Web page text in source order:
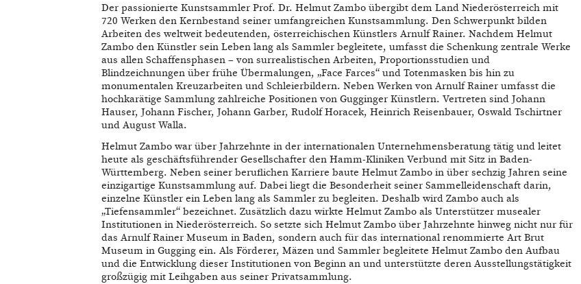
Der passionierte Kunstsammler Prof. Dr. Helmut Zambo übergibt dem Land Niederösterreich mit
720 Werken den Kernbestand seiner umfangreichen Kunstsammlung. Den Schwerpunkt bilden
Arbeiten des weltweit bedeutenden, österreichischen Künstlers Arnulf Rainer. Nachdem Helmut
Zambo den Künstler sein Leben lang als Sammler begleitete, umfasst die Schenkung zentrale Werke
aus allen Schaffensphasen – von surrealistischen Arbeiten, Proportionsstudien und
Blindzeichnungen über frühe Übermalungen, „Face Farces“ und Totenmasken bis hin zu
monumentalen Kreuzarbeiten und Schleierbildern. Neben Werken von Arnulf Rainer umfasst die
hochkarätige Sammlung zahlreiche Positionen von Gugginger Künstlern. Vertreten sind Johann
Hauser, Johann Fischer, Johann Garber, Rudolf Horacek, Heinrich Reisenbauer, Oswald Tschirtner
und August Walla.
Helmut Zambo war über Jahrzehnte in der internationalen Unternehmensberatung tätig und leitet
heute als geschäftsführender Gesellschafter den Hamm-Kliniken Verbund mit Sitz in Baden-
Württemberg. Neben seiner beruflichen Karriere baute Helmut Zambo in über sechzig Jahren seine
einzigartige Kunstsammlung auf. Dabei liegt die Besonderheit seiner Sammelleidenschaft darin,
einzelne Künstler ein Leben lang als Sammler zu begleiten. Deshalb wird Zambo auch als
„Tiefensammler“ bezeichnet. Zusätzlich dazu wirkte Helmut Zambo als Unterstützer musealer
Institutionen in Niederösterreich. So setzte sich Helmut Zambo über Jahrzehnte hinweg nicht nur für
das Arnulf Rainer Museum in Baden, sondern auch für das international renommierte Art Brut
Museum in Gugging ein. Als Förderer, Mäzen und Sammler begleitete Helmut Zambo den Aufbau
und die Entwicklung dieser Institutionen von Beginn an und unterstützte deren Ausstellungstätigkeit
großzügig mit Leihgaben aus seiner Privatsammlung.